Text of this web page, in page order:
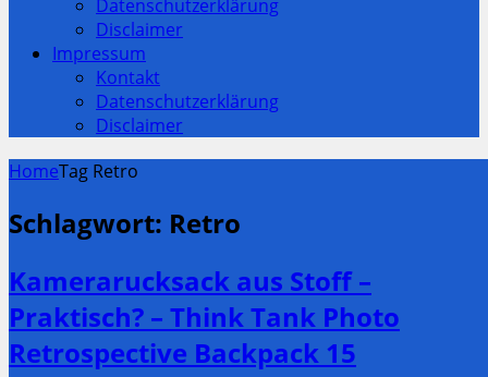
Datenschutzerklärung
Disclaimer
Impressum
Kontakt
Datenschutzerklärung
Disclaimer
HomeTag Retro
Schlagwort: Retro
Kamerarucksack aus Stoff –
Praktisch? – Think Tank Photo
Retrospective Backpack 15